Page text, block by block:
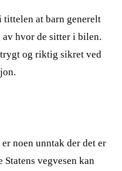
tittelen at barn generelt
av hvor de sitter i bilen.
og riktig sikret ved
noen unntak der det er
vegvesen kan